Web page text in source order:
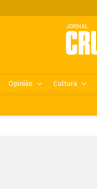
Opinião Cultura